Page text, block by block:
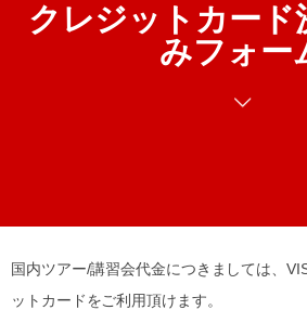
クレジットカード
みフォー
国内ツアー/講習会代金につきましては、
ットカードをご利用頂けます。